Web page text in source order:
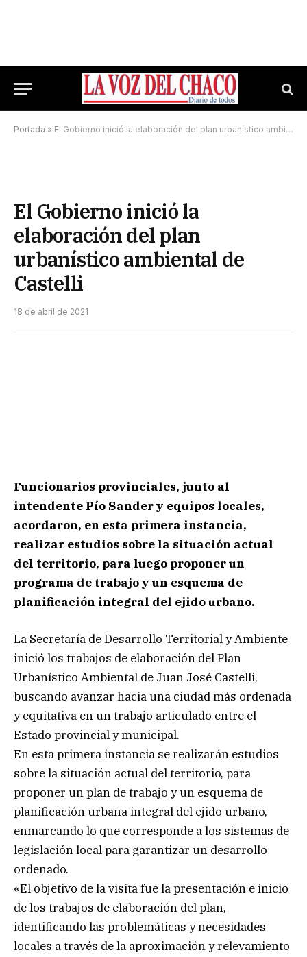
Portada » El Gobierno inició la elaboración del plan urbanístico ambiental de Castelli
El Gobierno inició la
elaboración del plan
urbanístico ambiental de
Castelli
18 de abril de 2021
Funcionarios provinciales, junto al
intendente Pío Sander y equipos locales,
acordaron, en esta primera instancia,
realizar estudios sobre la situación actual
del territorio, para luego proponer un
programa de trabajo y un esquema de
planificación integral del ejido urbano.
La Secretaría de Desarrollo Territorial y Ambiente
inició los trabajos de elaboración del Plan
Urbanístico Ambiental de Juan José Castelli,
buscando avanzar hacia una ciudad más ordenada
y equitativa en un trabajo articulado entre el
Estado provincial y municipal.
En esta primera instancia se realizarán estudios
sobre la situación actual del territorio, para
proponer un plan de trabajo y un esquema de
planificación urbana integral del ejido urbano,
enmarcando lo que corresponde a los sistemas de
legislación local para garantizar un desarrollo
ordenado.
«El objetivo de la visita fue la presentación e inicio
de los trabajos de elaboración del plan,
identificando las problemáticas y necesidades
locales a través de la aproximación y relevamiento